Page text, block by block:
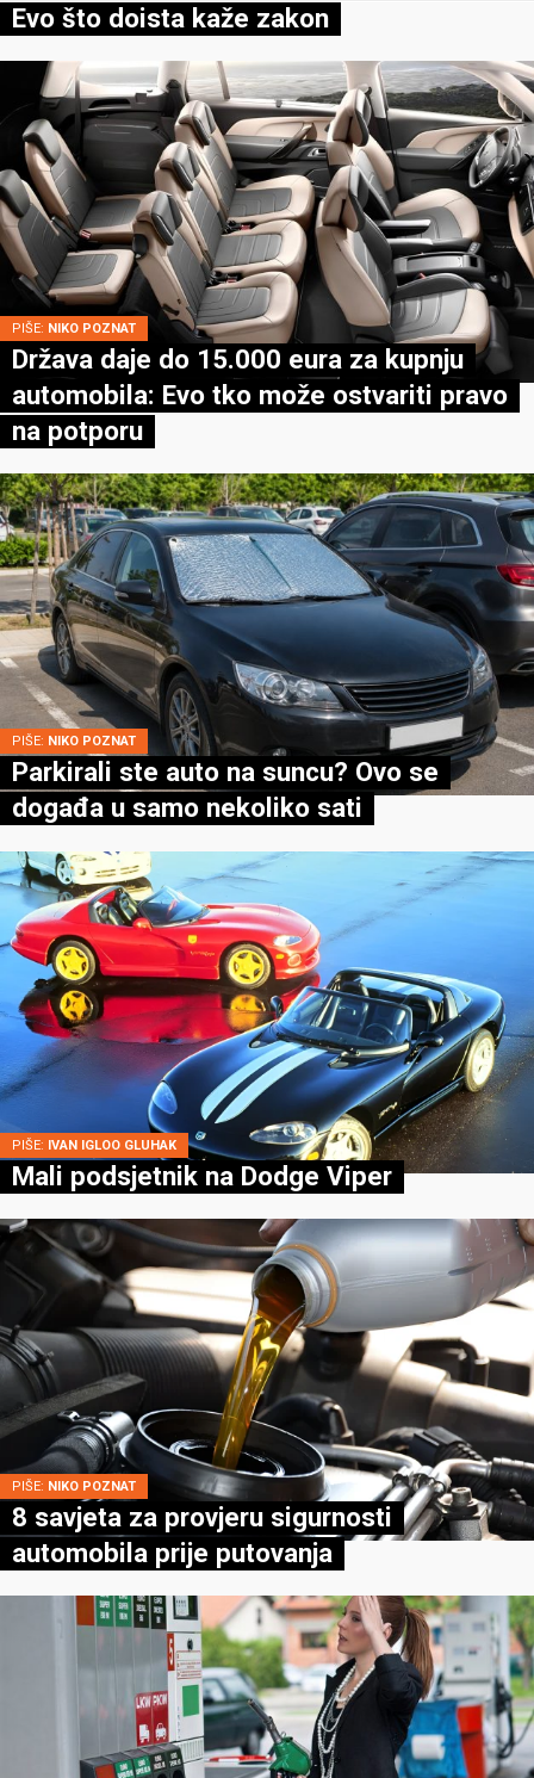
Evo što doista kaže zakon
PIŠE: NIKO POZNAT
Država daje do 15.000 eura za kupnju
automobila: Evo tko može ostvariti pravo
na potporu
PIŠE: NIKO POZNAT
Parkirali ste auto na suncu? Ovo se
događa u samo nekoliko sati
PIŠE: IVAN IGLOO GLUHAK
Mali podsjetnik na Dodge Viper
PIŠE: NIKO POZNAT
8 savjeta za provjeru sigurnosti
automobila prije putovanja